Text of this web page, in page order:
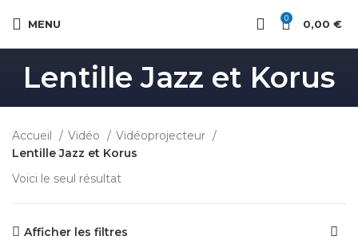
MENU 0 0,00 €
Lentille Jazz et Korus
Accueil Vidéo
Vidéoprojecteur
Lentille Jazz et Korus
Voici le seul résultat
Afficher les filtres